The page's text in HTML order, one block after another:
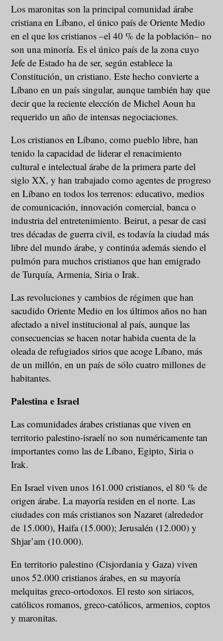
Los maronitas son la principal comunidad árabe
cristiana en Líbano, el único país de Oriente Medio
en el que los cristianos –el 40 % de la población– no
son una minoría. Es el único país de la zona cuyo
Jefe de Estado ha de ser, según establece la
Constitución, un cristiano. Este hecho convierte a
Líbano en un país singular, aunque también hay que
decir que la reciente elección de Michel Aoun ha
requerido un año de intensas negociaciones.
Los cristianos en Líbano, como pueblo libre, han
tenido la capacidad de liderar el renacimiento
cultural e intelectual árabe de la primera parte del
siglo XX, y han trabajado como agentes de progreso
en Líbano en todos los terrenos: educativo, medios
de comunicación, innovación comercial, banca o
industria del entretenimiento. Beirut, a pesar de casi
tres décadas de guerra civil, es todavía la ciudad más
libre del mundo árabe, y continúa además siendo el
pulmón para muchos cristianos que han emigrado
de Turquía, Armenia, Siria o Irak.
Las revoluciones y cambios de régimen que han
sacudido Oriente Medio en los últimos años no han
afectado a nivel institucional al país, aunque las
consecuencias se hacen notar habida cuenta de la
oleada de refugiados sirios que acoge Líbano, más
de un millón, en un país de sólo cuatro millones de
habitantes.
Palestina e Israel
Las comunidades árabes cristianas que viven en
territorio palestino-israelí no son numéricamente tan
importantes como las de Líbano, Egipto, Siria o
Irak.
En Israel viven unos 161.000 cristianos, el 80 % de
origen árabe. La mayoría residen en el norte. Las
ciudades con más cristianos son Nazaret (alrededor
de 15.000), Haifa (15.000); Jerusalén (12.000) y
Shjar’am (10.000).
En territorio palestino (Cisjordania y Gaza) viven
unos 52.000 cristianos árabes, en su mayoría
melquitas greco-ortodoxos. El resto son siriacos,
católicos romanos, greco-católicos, armenios, coptos
y maronitas.